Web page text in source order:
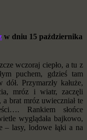
w dniu 15 października
wczoraj ciepło, a tu z
puchem, gdzieś tam
Przymarzły kałuże,
mróz i wiatr, zaczęli
brat mróz uwieczniał te
Rankiem słońce
wyglądała bajkowo,
– lasy, lodowe łąki a na